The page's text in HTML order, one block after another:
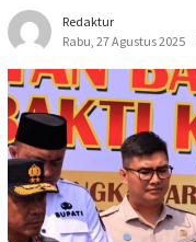
Redaktur
Rabu, 27 Agustus 2025